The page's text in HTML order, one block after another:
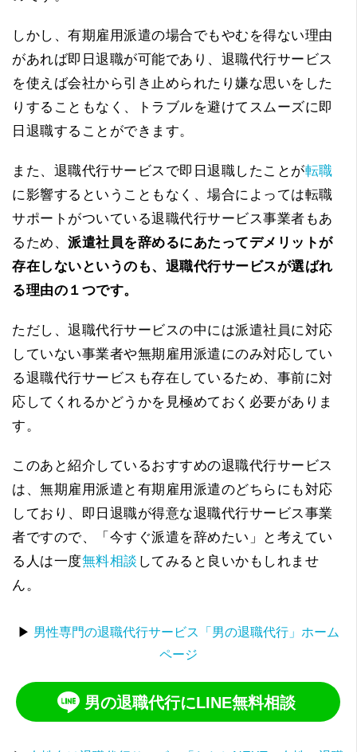
しかし、有期雇用派遣の場合でもやむを得ない理由
があれば即日退職が可能であり、退職代行サービス
を使えば会社から引き止められたり嫌な思いをした
りすることもなく、トラブルを避けてスムーズに即
日退職することができます。
また、退職代行サービスで即日退職したことが転職
に影響するということもなく、場合によっては転職
サポートがついている退職代行サービス事業者もあ
るため、 派遣社員を辞めるにあたってデメリットが
存在しないというのも、退職代行サービスが選ばれ
る理由の１つです。
ただし、退職代行サービスの中には派遣社員に対応
していない事業者や無期雇用派遣にのみ対応してい
る退職代行サービスも存在しているため、事前に対
応してくれるかどうかを見極めておく必要がありま
す。
このあと紹介しているおすすめの退職代行サービス
は、無期雇用派遣と有期雇用派遣のどちらにも対応
しており、即日退職が得意な退職代行サービス事業
者ですので、「今すぐ派遣を辞めたい」と考えてい
る人は一度無料相談 してみると良いかもしれませ
ん。
▶ 男性専門の退職代行サービス「男の退職代行」ホーム
ページ
男の退職代行にLINE無料相談